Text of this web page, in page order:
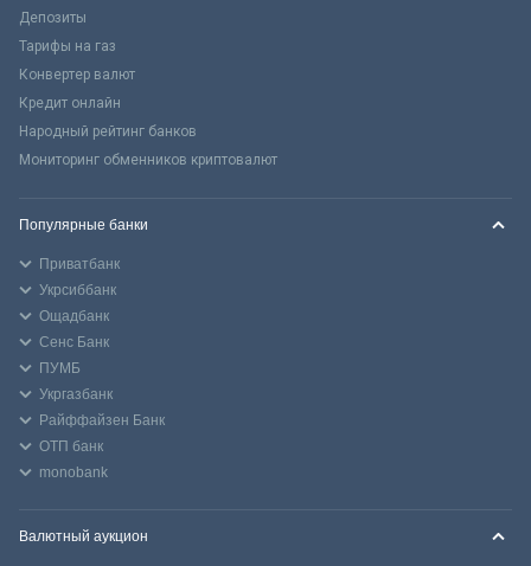
Депозиты
Тарифы на газ
Конвертер валют
Кредит онлайн
Народный рейтинг банков
Мониторинг обменников криптовалют
Популярные банки
Приватбанк
Укрсиббанк
Ощадбанк
Сенс Банк
ПУМБ
Укргазбанк
Райффайзен Банк
ОТП банк
monobank
Валютный аукцион